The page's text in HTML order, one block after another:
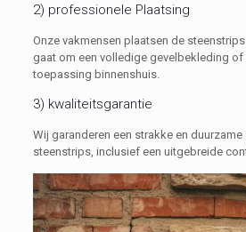
2) professionele Plaatsing
Onze vakmensen plaatsen de
gaat om een volledige gevelbekleding of
toepassing binnenshuis.
3) kwaliteitsgarantie
Wij garanderen een strakke en
steenstrips, inclusief een uitgebreide